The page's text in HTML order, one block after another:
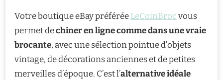
Votre boutique eBay préféréeLeCoinBrocvous
permet dechiner en ligne comme dans une vraie
brocante, avec une sélection pointue d’objets
vintage, de décorations anciennes et de petites
merveilles d’époque. C’est l’alternative idéale